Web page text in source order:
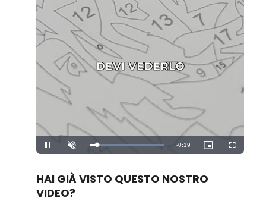
Pause Unmute Loaded:
Remaining
-0:19
Picture-
in-
Fullscreen
HAI GIÀ VISTO QUESTO NOSTRO
VIDEO?